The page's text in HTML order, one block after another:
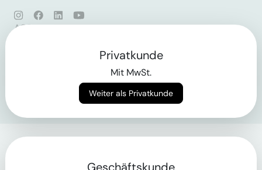
AGB
Privatkunde
Mit MwSt.
Weiter als Privatkunde